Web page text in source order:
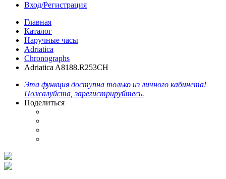
Вход/Регистрация
Главная
Каталог
Наручные часы
Adriatica
Chronographs
Adriatica A8188.R253CH
Эта функция доступна только из личного кабинета!
Пожалуйста, зарегистрируйтесь.
Поделиться